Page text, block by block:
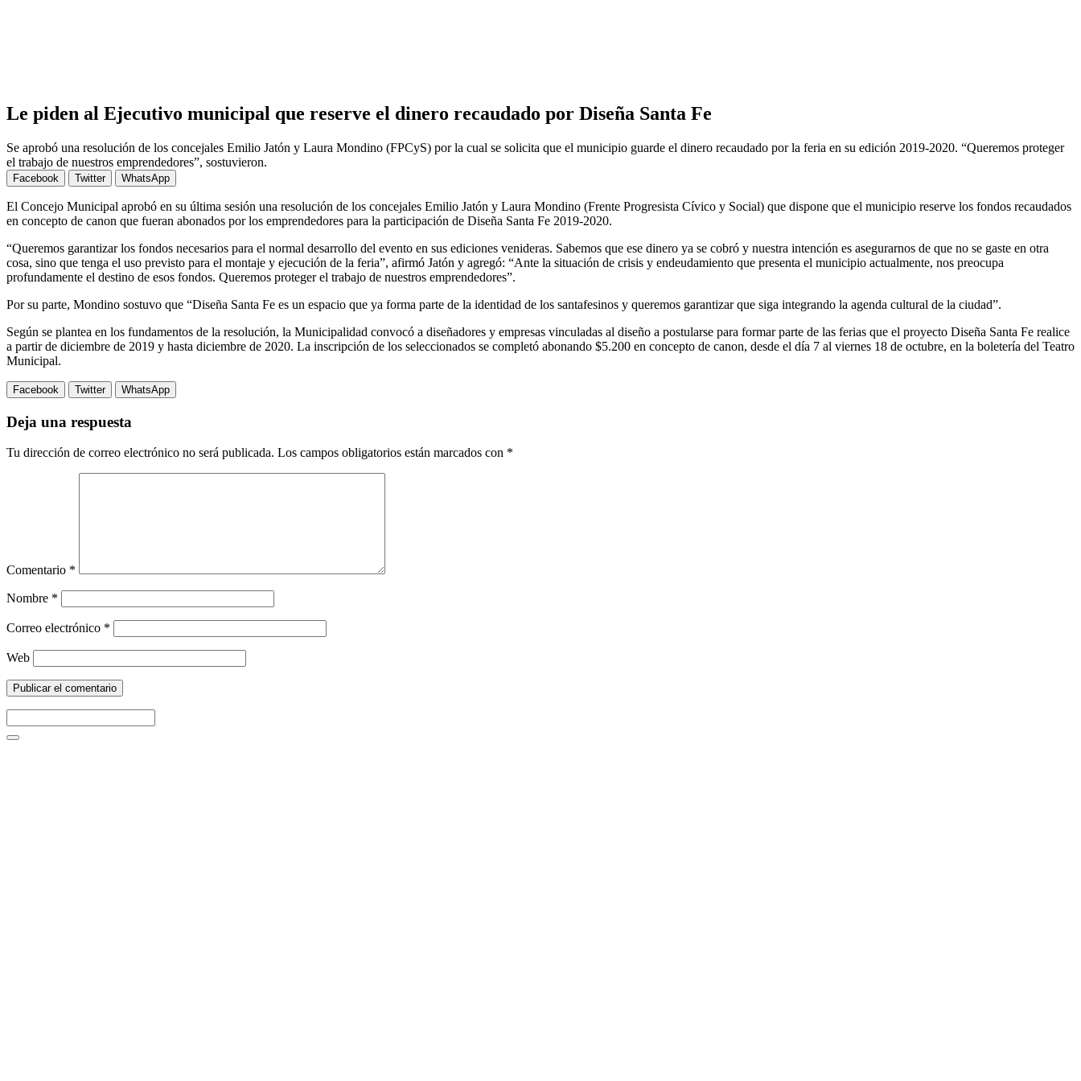
Le piden al Ejecutivo municipal que reserve el dinero recaudado por Diseña Santa Fe
Se aprobó una resolución de los concejales Emilio Jatón y Laura Mondino (FPCyS) por la cual se solicita que el municipio guarde el dinero recaudado por la feria en su edición 2019-2020. “Queremos proteger
el trabajo de nuestros emprendedores”, sostuvieron.
Facebook Twitter WhatsApp
El Concejo Municipal aprobó en su última sesión una resolución de los concejales Emilio Jatón y Laura Mondino (Frente Progresista Cívico y Social) que dispone que el municipio reserve los fondos recaudados
en concepto de canon que fueran abonados por los emprendedores para la participación de Diseña Santa Fe 2019-2020.
“Queremos garantizar los fondos necesarios para el normal desarrollo del evento en sus ediciones venideras. Sabemos que ese dinero ya se cobró y nuestra intención es asegurarnos de que no se gaste en otra
cosa, sino que tenga el uso previsto para el montaje y ejecución de la feria”, afirmó Jatón y agregó: “Ante la situación de crisis y endeudamiento que presenta el municipio actualmente, nos preocupa
profundamente el destino de esos fondos. Queremos proteger el trabajo de nuestros emprendedores”.
Por su parte, Mondino sostuvo que “Diseña Santa Fe es un espacio que ya forma parte de la identidad de los santafesinos y queremos garantizar que siga integrando la agenda cultural de la ciudad”.
Según se plantea en los fundamentos de la resolución, la Municipalidad convocó a diseñadores y empresas vinculadas al diseño a postularse para formar parte de las ferias que el proyecto Diseña Santa Fe realice
a partir de diciembre de 2019 y hasta diciembre de 2020. La inscripción de los seleccionados se completó abonando $5.200 en concepto de canon, desde el día 7 al viernes 18 de octubre, en la boletería del Teatro
Municipal.
Facebook Twitter WhatsApp
Deja una respuesta
Tu dirección de correo electrónico no será publicada. Los campos obligatorios están marcados con *
Comentario *
Nombre *
Correo electrónico *
Web